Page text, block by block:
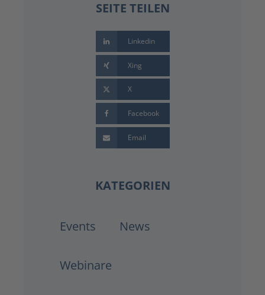
SEITE TEILEN
X
Facebook
Email
Linkedin
Xing
KATEGORIEN
Events News
Webinare